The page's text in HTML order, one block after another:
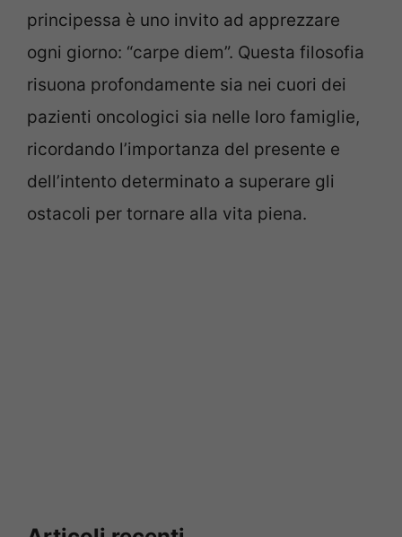
principessa è uno invito ad apprezzare
ogni giorno: “carpe diem”. Questa filosofia
risuona profondamente sia nei cuori dei
pazienti oncologici sia nelle loro famiglie,
ricordando l’importanza del presente e
dell’intento determinato a superare gli
ostacoli per tornare alla vita piena.